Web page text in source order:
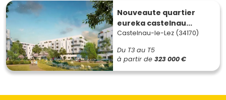
Nouveaute quartier
eureka castelnau...
Castelnau-le-Lez (34170)
Du T3 au T5
à partir de 323 000 €